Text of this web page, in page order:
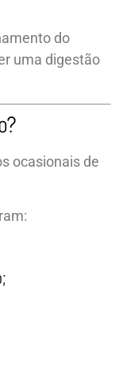
do
uma digestão
ocasionais de